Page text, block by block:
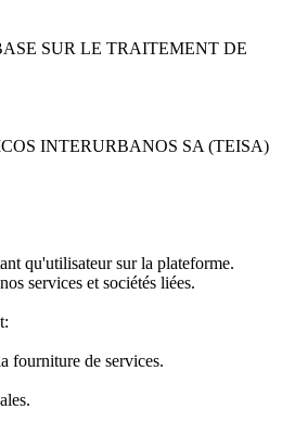
SUR LE TRAITEMENT DE
INTERURBANOS SA (TEISA)
qu'utilisateur sur la plateforme.
services et sociétés liées.
fourniture de services.